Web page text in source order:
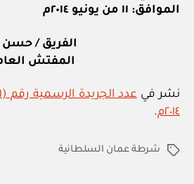
الموافق: ١١ من يونيو ٢٠١٤م
الفريق /
المفتش
نشر في
٢٠١٤م
.
الوسومشرطة عمان السلطانية